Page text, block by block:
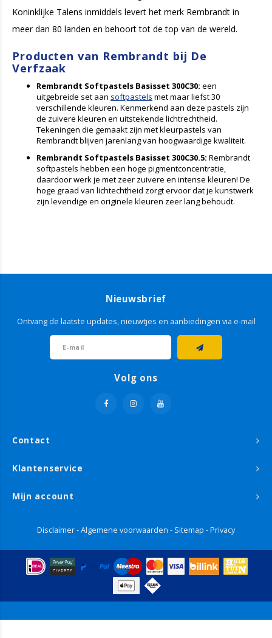
Koninklijke Talens inmiddels levert het merk Rembrandt in
meer dan 80 landen en behoort tot de top van de wereld.
Producten van Rembrandt bij De
Verfzaak
Rembrandt Softpastels Basisset 300C30: een
uitgebreide set aan softpastels met maar liefst 30
verschillende kleuren. Kenmerkend aan deze pastels zijn
de zuivere kleuren en uitstekende lichtrechtheid.
Tekeningen die gemaakt zijn met kleurpastels van
Rembrandt blijven jarenlang van hoogwaardige kwaliteit.
Rembrandt Softpastels Basisset 300C30.5: Rembrandt
softpastels hebben een hoge pigmentconcentratie,
daardoor werk je met zeer zuivere en intense kleuren! De
hoge graad van lichtechtheid zorgt ervoor dat je kunstwerk
zijn levendige en originele kleuren zeer lang behoudt.
Contact
Nieuwsbrief
Ontvang de laatste updates, nieuwtjes en aanbiedingen via e-mail
Volg ons
Klantenservice
Mijn account
Disclaimer-Algemene voorwaarden - Sitemap -Privacy